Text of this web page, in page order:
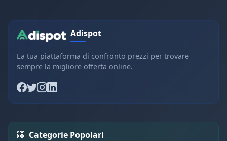
Adispot
La tua piattaforma di confronto prezzi per trovare
sempre la migliore offerta online.
Categorie Popolari